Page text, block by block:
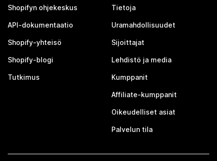
Shopifyn ohjekeskus
API-dokumentaatio
Shopify-yhteisö
Shopify-blogi
Tutkimus
Tietoja
Uramahdollisuudet
Sijoittajat
Lehdistö ja media
Kumppanit
Affiliate-kumppanit
Oikeudelliset asiat
Palvelun tila